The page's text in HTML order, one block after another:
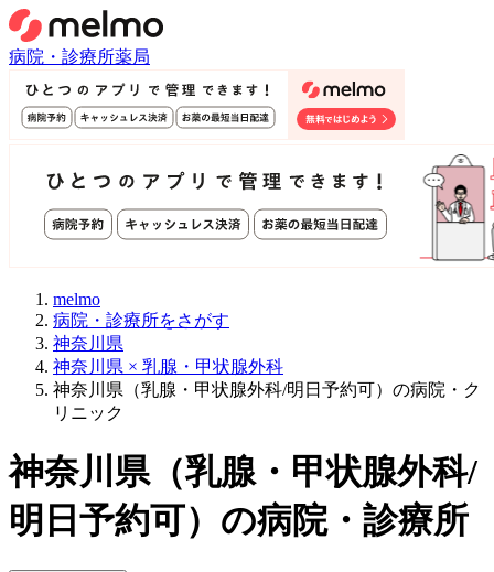
病院・診療所薬局
melmo
病院・診療所をさがす
神奈川県
神奈川県 × 乳腺・甲状腺外科
神奈川県（乳腺・甲状腺外科/明日予約可）の病院・ク
リニック
神奈川県（乳腺・甲状腺外科/
明日予約可） の病院・診療所